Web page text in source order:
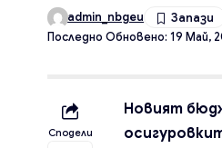
Последно Обновено: 19 Май,
admin_nbgeu
Сподели
Новият